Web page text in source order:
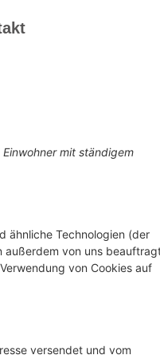
mit ständigem
ähnliche Technologien (der
außerdem von uns
von Cookies auf
versendet und vom